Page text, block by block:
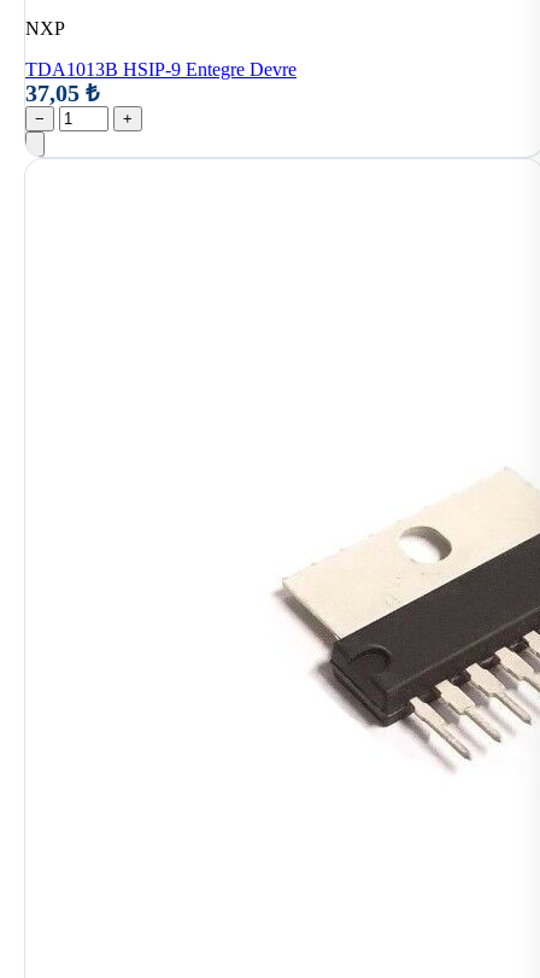
NXP
TDA1013B HSIP-9 Entegre Devre
37,05 ₺
− +